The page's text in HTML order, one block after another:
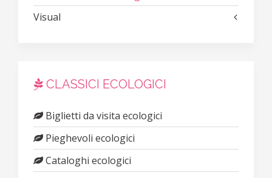
Visual
CLASSICI ECOLOGICI
Biglietti da visita ecologici
Pieghevoli ecologici
Cataloghi ecologici